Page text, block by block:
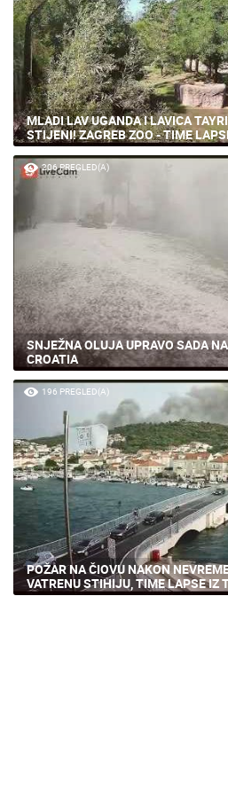
MLADI LAV UGANDA I LAVICA
STIJENI! ZAGREB ZOO - TIME
206 PREGLED(A)
SNJEŽNA OLUJA UPRAVO SADA
CROATIA
196 PREGLED(A)
POŽAR NA ČIOVU NAKON
VATRENU STIHIJU, TIME LAPSE IZ